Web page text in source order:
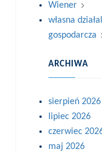
Wiener
własna
gospodarcza
ARCHIWA
sierpień 2026
lipiec 2026
czerwiec
maj 2026